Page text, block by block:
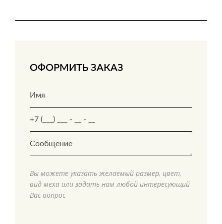
ОФОРМИТЬ ЗАКАЗ
Вы можете указать желаемый размер, цвет,
вид меха или задать нам любой интересующий
Вас вопрос